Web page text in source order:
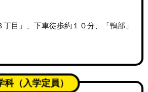
目」、下車徒歩約１０分、「鴨部」
科（入学定員）